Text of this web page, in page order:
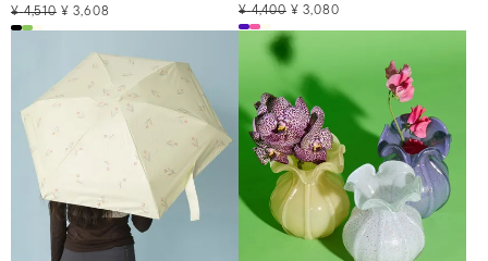
¥ 4,510 ¥ 3,608 ¥ 4,400 ¥ 3,080